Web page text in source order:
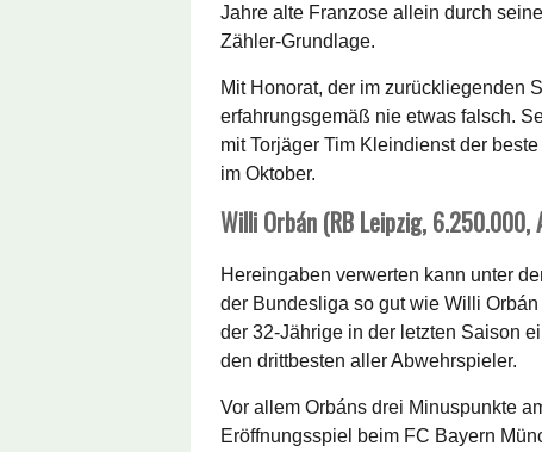
Jahre alte Franzose allein durch
Zähler-Grundlage.
Mit Honorat, der im zurückliegenden
erfahrungsgemäß nie etwas falsch.
mit Torjäger Tim Kleindienst der
im Oktober.
Willi Orbán (RB Leipzig, 6.250.000,
Hereingaben verwerten kann unter
der Bundesliga so gut wie Willi
der 32-Jährige in der letzten Saison
den drittbesten aller Abwehrspieler.
Vor allem Orbáns drei Minuspunkte
Eröffnungsspiel beim FC Bayern